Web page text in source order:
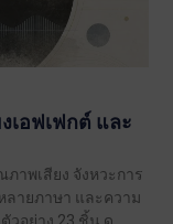
เอฟเฟกต์ และ
ภาพเสียง จังหวะการ
ลายภาษา และความ
วอย่าง 23 ชิ้น ดู